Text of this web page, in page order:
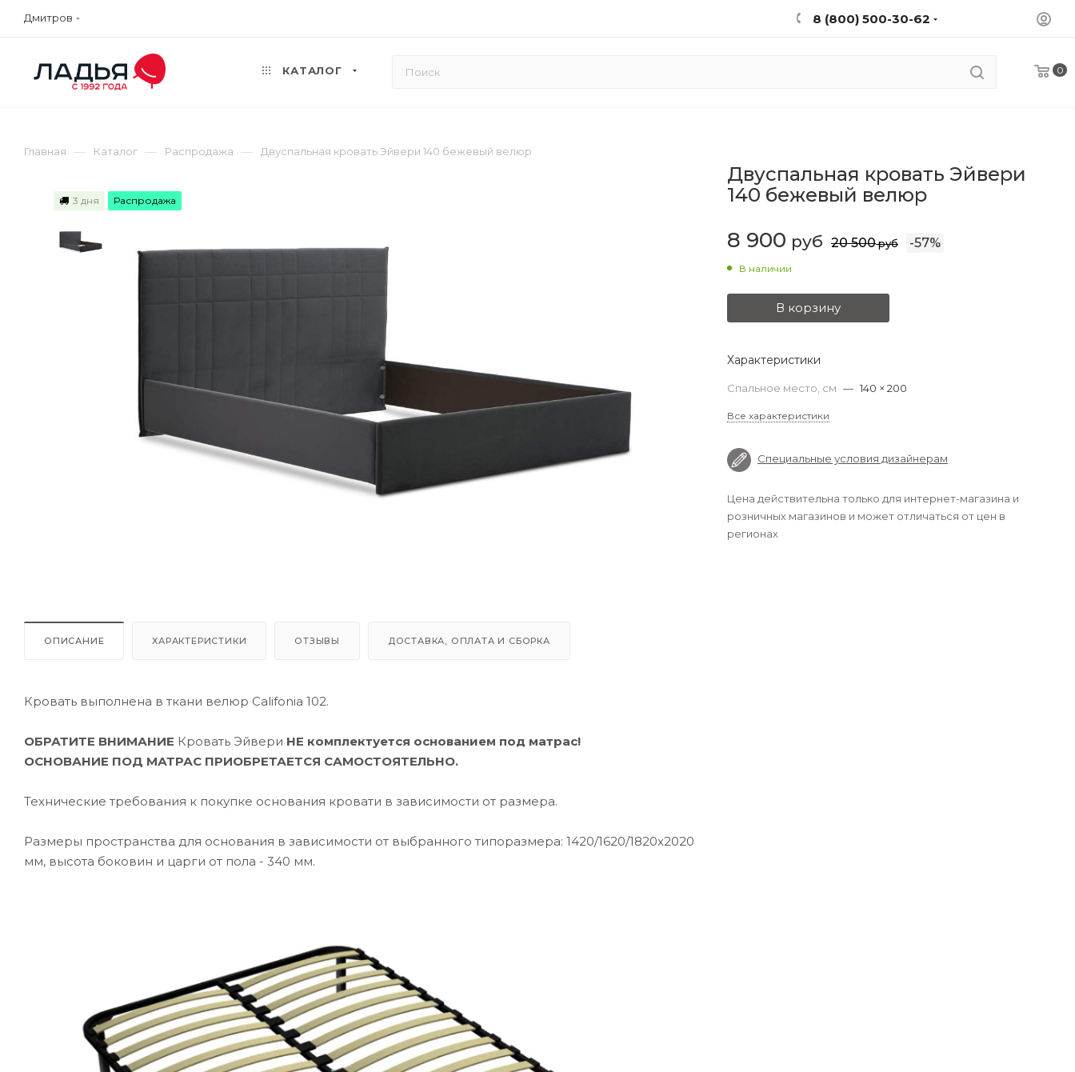
Дмитров 8 (800) 500-30-62
КАТАЛОГ 0
Главная — Каталог — Распродажа — Двуспальная кровать Эйвери 140 бежевый велюр
3 дня Распродажа
ОПИСАНИЕ ХАРАКТЕРИСТИКИ ОТЗЫВЫ ДОСТАВКА, ОПЛАТА И СБОРКА
Кровать выполнена в ткани велюр Сalifonia 102.
ОБРАТИТЕ ВНИМАНИЕ Кровать Эйвери НЕ комплектуется основанием под матрас!
ОСНОВАНИЕ ПОД МАТРАС ПРИОБРЕТАЕТСЯ САМОСТОЯТЕЛЬНО.
Технические требования к покупке основания кровати в зависимости от размера.
Размеры пространства для основания в зависимости от выбранного типоразмера: 1420/1620/1820х2020
мм, высота боковин и царги от пола - 340 мм.
Двуспальная кровать Эйвери
140 бежевый велюр
8 900 руб 20 500руб -57%
В наличии
В корзину
Характеристики
Спальное место, см — 140 × 200
Все характеристики
Специальные условия дизайнерам
Цена действительна только для интернет-магазина и
розничных магазинов и может отличаться от цен в
регионах